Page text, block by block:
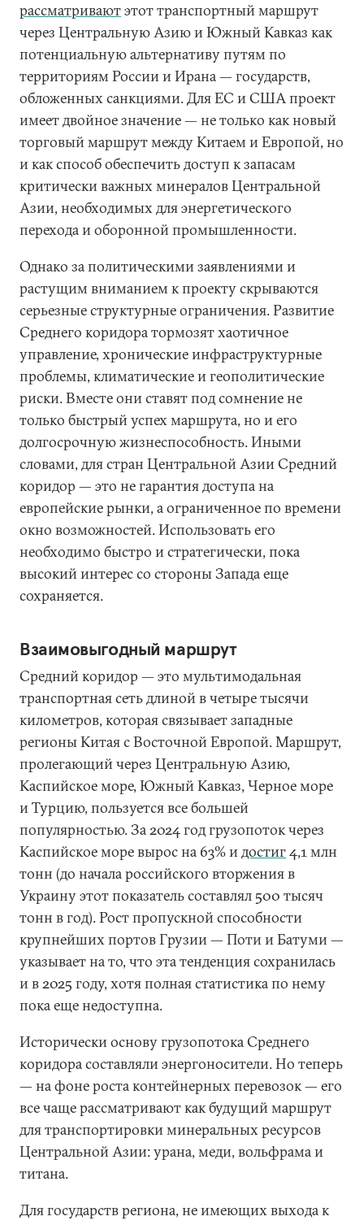
рассматриваютэтот транспортный маршрут
через Центральную Азию и Южный Кавказ как
потенциальную альтернативу путям по
территориям России и Ирана — государств,
обложенных санкциями. Для ЕС и США проект
имеет двойное значение — не только как новый
торговый маршрут между Китаем и Европой, но
и как способ обеспечить доступ к запасам
критически важных минералов Центральной
Азии, необходимых для энергетического
перехода и оборонной промышленности.
Однако за политическими заявлениями и
растущим вниманием к проекту скрываются
серьезные структурные ограничения. Развитие
Среднего коридора тормозят хаотичное
управление, хронические инфраструктурные
проблемы, климатические и геополитические
риски. Вместе они ставят под сомнение не
только быстрый успех маршрута, но и его
долгосрочную жизнеспособность. Иными
словами, для стран Центральной Азии Средний
коридор — это не гарантия доступа на
европейские рынки, а ограниченное по времени
окно возможностей. Использовать его
необходимо быстро и стратегически, пока
высокий интерес со стороны Запада еще
сохраняется.
Взаимовыгодный маршрут
Средний коридор — это мультимодальная
транспортная сеть длиной в четыре тысячи
километров, которая связывает западные
регионы Китая с Восточной Европой. Маршрут,
пролегающий через Центральную Азию,
Каспийское море, Южный Кавказ, Черное море
и Турцию, пользуется все большей
популярностью. За 2024 год грузопоток через
Каспийское море вырос на 63% идостиг4,1 млн
тонн (до начала российского вторжения в
Украину этот показатель составлял 500 тысяч
тонн в год). Рост пропускной способности
крупнейших портов Грузии — Поти и Батуми —
указывает на то, что эта тенденция сохранилась
и в 2025 году, хотя полная статистика по нему
пока еще недоступна.
Исторически основу грузопотока Среднего
коридора составляли энергоносители. Но теперь
— на фоне роста контейнерных перевозок — его
все чаще рассматривают как будущий маршрут
для транспортировки минеральных ресурсов
Центральной Азии: урана, меди, вольфрама и
титана.
Для государств региона, не имеющих выхода к